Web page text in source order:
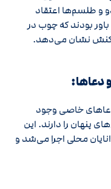
و طلسم‌ها اعتقاد
بودند که چوب در
نشان می‌دهد.
دعاها:
خاصی وجود
را دارند. این
محلی اجرا می‌شد و